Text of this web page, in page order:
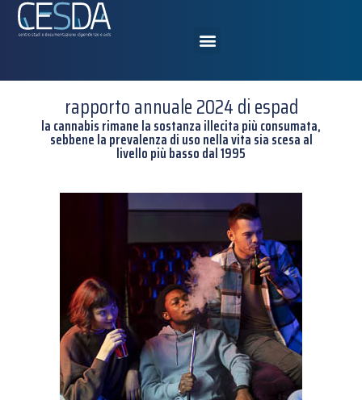
rapporto annuale 2024 di espad
la cannabis rimane la sostanza illecita più consumata,
sebbene la prevalenza di uso nella vita sia scesa al
livello più basso dal 1995